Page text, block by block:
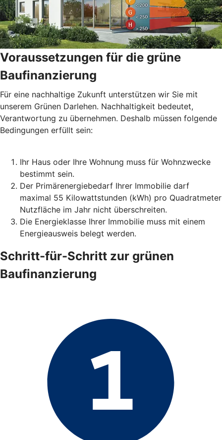
Voraussetzungen für die grüne
Baufinanzierung
Für eine nachhaltige Zukunft unterstützen wir Sie mit
unserem Grünen Darlehen. Nachhaltigkeit bedeutet,
Verantwortung zu übernehmen. Deshalb müssen folgende
Bedingungen erfüllt sein:
Ihr Haus oder Ihre Wohnung muss für Wohnzwecke
bestimmt sein.
Der Primärenergiebedarf Ihrer Immobilie darf
maximal 55 Kilowattstunden (kWh) pro Quadratmeter
Nutzfläche im Jahr nicht überschreiten.
Die Energieklasse Ihrer Immobilie muss mit einem
Energieausweis belegt werden.
Schritt-für-Schritt zur grünen
Baufinanzierung